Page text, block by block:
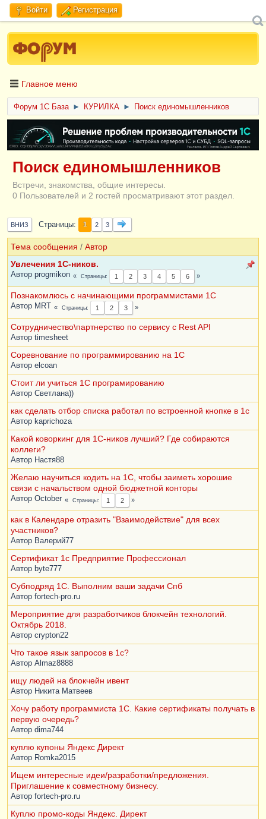
Войти Регистрация
Главное меню
Форум 1C База ► КУРИЛКА ► Поиск единомышленников
ERID: CQH36pWzJqVJD4xVLsnhcU4hVPNjkBZe8KKxjJiYySyZAz
Поиск единомышленников
Встречи, знакомства, общие интересы.
0 Пользователей и 2 гостей просматривают этот раздел.
ВНИЗ Страницы 1 2 3
Тема сообщения / Автор
Увлечения 1С-ников.
Автор progmikon Страницы 1 2 3 4 5 6
Познакомлюсь с начинающими программистами 1С
Автор MRT Страницы 1 2 3
Сотрудничество\партнерство по сервису с Rest API
Автор timesheet
Соревнование по программированию на 1С
Автор elcoan
Стоит ли учиться 1С програмированию
Автор Светлана))
как сделать отбор списка работал по встроенной кнопке в 1с
Автор kaprichoza
Какой коворкинг для 1С-ников лучший? Где собираются
коллеги?
Автор Настя88
Желаю научиться кодить на 1С, чтобы заиметь хорошие
связи с начальством одной бюджетной конторы
Автор October Страницы 1 2
как в Календаре отразить "Взаимодействие" для всех
участников?
Автор Валерий77
Сертификат 1с Предприятие Профессионал
Автор byte777
Субподряд 1С. Выполним ваши задачи Спб
Автор fortech-pro.ru
Мероприятие для разработчиков блокчейн технологий.
Октябрь 2018.
Автор crypton22
Что такое язык запросов в 1с?
Автор Almaz8888
ищу людей на блокчейн ивент
Автор Никита Матвеев
Хочу работу программиста 1С. Какие сертификаты получать в
первую очередь?
Автор dima744
куплю купоны Яндекс Директ
Автор Romka2015
Ищем интересные идеи/разработки/предложения.
Приглашение к совместному бизнесу.
Автор fortech-pro.ru
Куплю промо-коды Яндекс. Директ